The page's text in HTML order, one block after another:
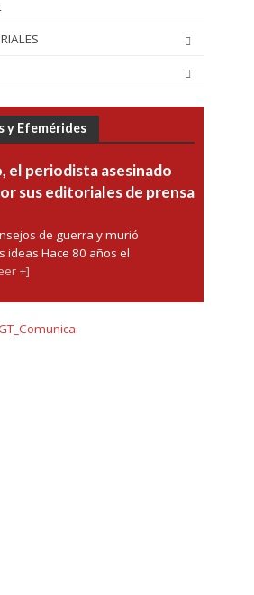
y Efemérides
el periodista asesinado
sus editoriales de prensa
de guerra y murió
ideas Hace 80 años el
+]